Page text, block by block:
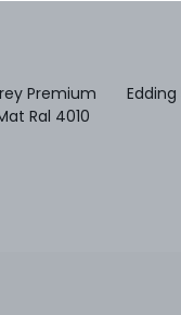
Premium
Ral 4010